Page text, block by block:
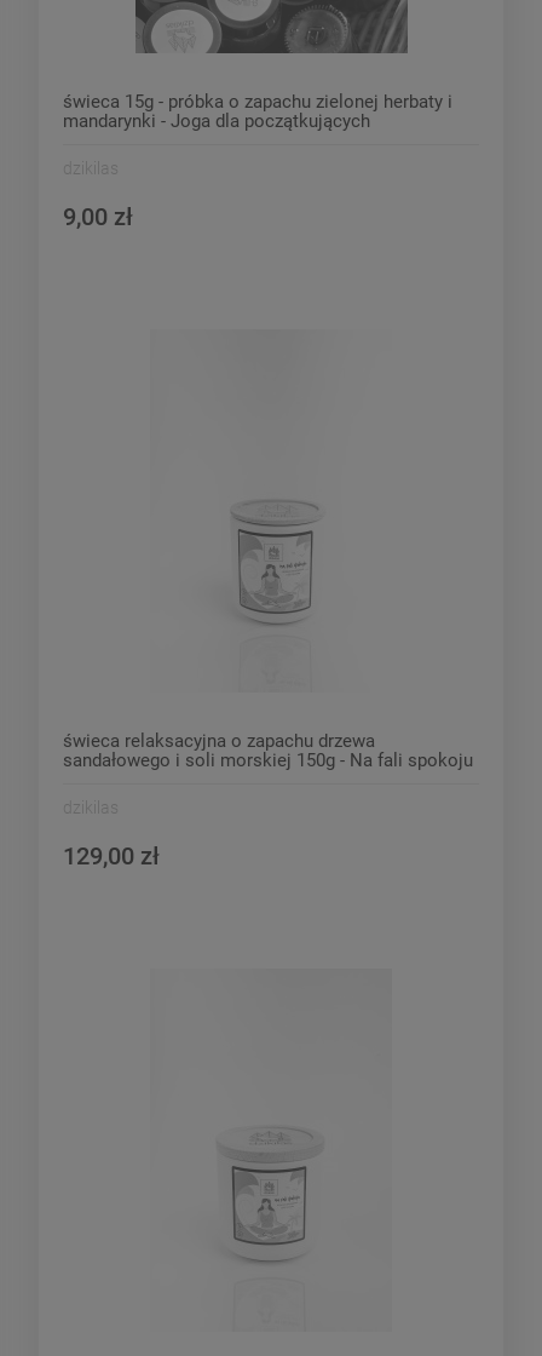
świeca 15g - próbka o zapachu zielonej herbaty i
mandarynki - Joga dla początkujących
dzikilas
9,00 zł
świeca relaksacyjna o zapachu drzewa
sandałowego i soli morskiej 150g - Na fali spokoju
dzikilas
129,00 zł